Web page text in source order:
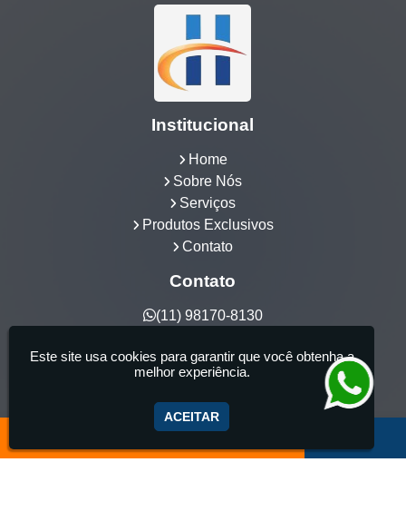
Institucional
Home
Sobre Nós
Serviços
Produtos Exclusivos
Contato
Contato
(11) 98170-8130
Hidrocia Manutenção e Venda Especializada de
Banheiras - 25 anos de tradição - Fabricante de
aquecedor de banheira, Instalação e Manutenção
Este site usa cookies para garantir que você obtenha a
melhor experiência.
ACEITAR